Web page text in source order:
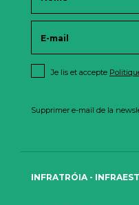
Je lis et accepte
Supprimer e-mail de la
INFRATRÓIA -